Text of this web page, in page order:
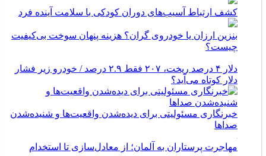
کشف ارتباط آسیب‌های دوران کودکی با سلامت آینده فرد
بنزین ارزان یا خودروی گران؟ هزینه پنهان سوخت بی‌کیفیت
چیست؟
دلار ۴ درصد ریخت، ۲۰۷ فقط ۲.۹ درصد / خودرو زیر فشار
دلار کوتاه می‌آید؟
خبرنگاری مسئولیتی برای دیده‌شدن واقعیت‌ها و شنیده‌شدن
صداها
مهاجرت پرستاران به آلمان؛ از معادل‌سازی تا استخدام